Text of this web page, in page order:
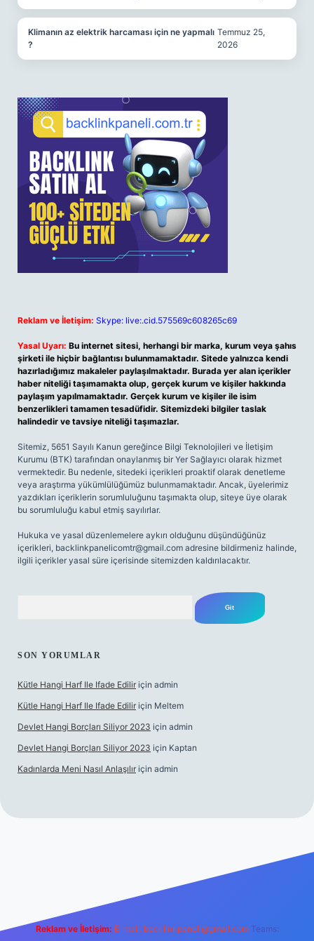
Klimanın az elektrik harcaması için ne yapmalı
?
Temmuz 25,
2026
Reklam ve İletişim: Skype: live:.cid.575569c608265c69
Yasal Uyarı: Bu internet sitesi, herhangi bir marka, kurum veya şahıs
şirketi ile hiçbir bağlantısı bulunmamaktadır. Sitede yalnızca kendi
hazırladığımız makaleler paylaşılmaktadır. Burada yer alan içerikler
haber niteliği taşımamakta olup, gerçek kurum ve kişiler hakkında
paylaşım yapılmamaktadır. Gerçek kurum ve kişiler ile isim
benzerlikleri tamamen tesadüfidir. Sitemizdeki bilgiler taslak
halindedir ve tavsiye niteliği taşımazlar.
Sitemiz, 5651 Sayılı Kanun gereğince Bilgi Teknolojileri ve İletişim
Kurumu (BTK) tarafından onaylanmış bir Yer Sağlayıcı olarak hizmet
vermektedir. Bu nedenle, sitedeki içerikleri proaktif olarak denetleme
veya araştırma yükümlülüğümüz bulunmamaktadır. Ancak, üyelerimiz
yazdıkları içeriklerin sorumluluğunu taşımakta olup, siteye üye olarak
bu sorumluluğu kabul etmiş sayılırlar.
Hukuka ve yasal düzenlemelere aykırı olduğunu düşündüğünüz
içerikleri, backlinkpanelicomtr@gmail.com adresine bildirmeniz halinde,
ilgili içerikler yasal süre içerisinde sitemizden kaldırılacaktır.
SON YORUMLAR
Kütle Hangi Harf Ile Ifade Edilir için admin
Kütle Hangi Harf Ile Ifade Edilir için Meltem
Devlet Hangi Borçları Siliyor 2023 için admin
Devlet Hangi Borçları Siliyor 2023 için Kaptan
Kadınlarda Meni Nasıl Anlaşılır için admin
Betexper giriş adresi güncellendi
Reklam ve İletişim: E-mail: backlinkpaneli@gmail.com Teams: